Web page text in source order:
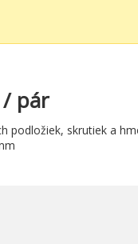
pár
podložiek, skrutiek a